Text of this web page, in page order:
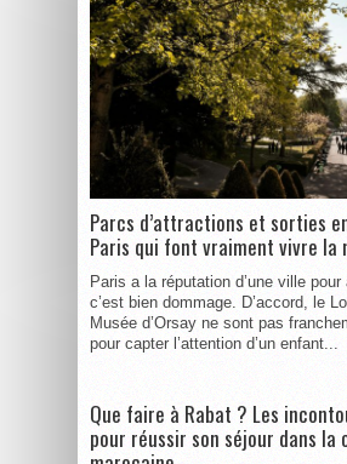
Parcs d’attractions et sorties
Paris qui font vraiment vivre la
Paris a la réputation d’une ville
c’est bien dommage. D’accord, le
Musée d’Orsay ne sont pas
pour capter l’attention d’un enfant...
Que faire à Rabat ? Les
pour réussir son séjour dans la